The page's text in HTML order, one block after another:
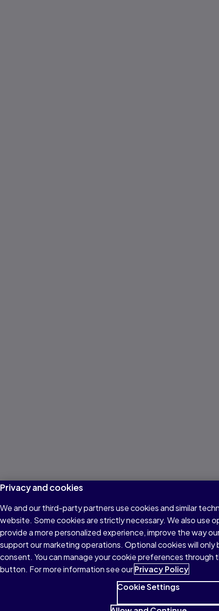
Privacy and cookies
We and our third-party partners use cookies and similar
website. Some cookies are strictly necessary. We also use
provide a more personalized experience, improve the way
support our marketing operations. Optional cookies will only
consent. You can manage your cookie preferences through
button. For more information see ourPrivacy Policy
Cookie Settings